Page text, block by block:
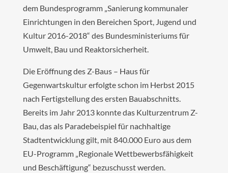
dem Bundesprogramm „Sanierung kommunaler
Einrichtungen in den Bereichen Sport, Jugend und
Kultur 2016-2018“ des Bundesministeriums für
Umwelt, Bau und Reaktorsicherheit.
Die Eröffnung des Z-Baus – Haus für
Gegenwartskultur erfolgte schon im Herbst 2015
nach Fertigstellung des ersten Bauabschnitts.
Bereits im Jahr 2013 konnte das Kulturzentrum Z-
Bau, das als Paradebeispiel für nachhaltige
Stadtentwicklung gilt, mit 840.000 Euro aus dem
EU-Programm „Regionale Wettbewerbsfähigkeit
und Beschäftigung“ bezuschusst werden.